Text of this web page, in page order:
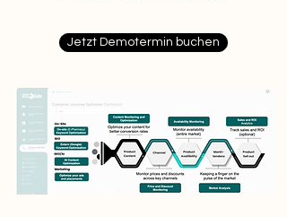
Jetzt Demotermin buchen